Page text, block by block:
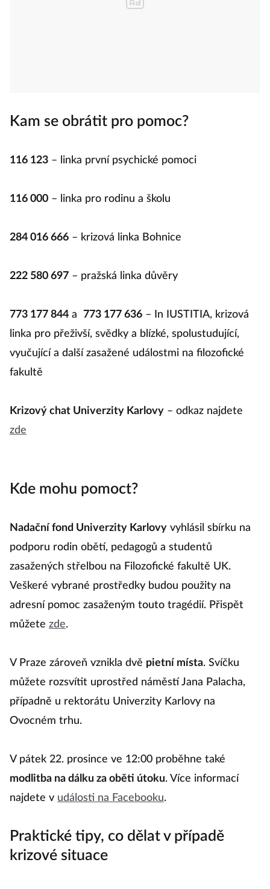
Kam se obrátit pro pomoc?
116 123 – linka první psychické pomoci
116 000 – linka pro rodinu a školu
284 016 666 – krizová linka Bohnice
222 580 697 – pražská linka důvěry
773 177 844 a 773 177 636– In IUSTITIA, krizová
linka pro přeživší, svědky a blízké, spolustudující,
vyučující a další zasažené událostmi na filozofické
fakultě
Krizový chat Univerzity Karlovy – odkaz najdete
zde
Kde mohu pomoct?
Nadační fond Univerzity Karlovy vyhlásil sbírku na
podporu rodin obětí, pedagogů a studentů
zasažených střelbou na Filozofické fakultě UK.
Veškeré vybrané prostředky budou použity na
adresní pomoc zasaženým touto tragédií. Přispět
můžete zde.
V Praze zároveň vznikla dvě pietní místa. Svíčku
můžete rozsvítit uprostřed náměstí Jana Palacha,
případně u rektorátu Univerzity Karlovy na
Ovocném trhu.
V pátek 22. prosince ve 12:00 proběhne také
modlitba na dálku za oběti útoku. Více informací
najdete v události na Facebooku.
Praktické tipy, co dělat v případě
krizové situace